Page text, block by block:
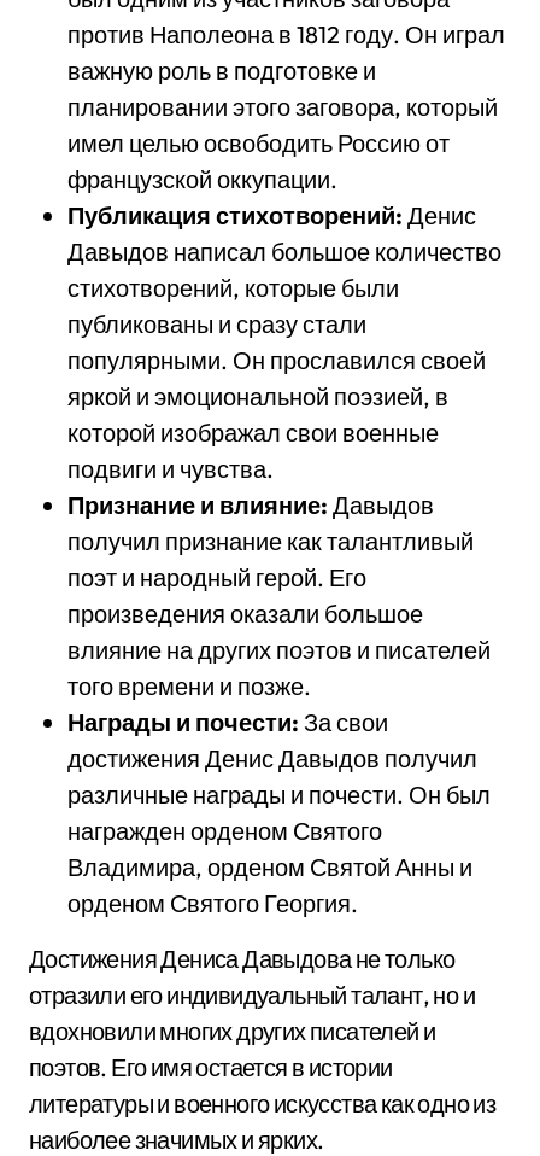
против Наполеона в 1812 году. Он играл
важную роль в подготовке и
планировании этого заговора, который
имел целью освободить Россию от
французской оккупации.
Публикация стихотворений: Денис
Давыдов написал большое количество
стихотворений, которые были
публикованы и сразу стали
популярными. Он прославился своей
яркой и эмоциональной поэзией, в
которой изображал свои военные
подвиги и чувства.
Признание и влияние: Давыдов
получил признание как талантливый
поэт и народный герой. Его
произведения оказали большое
влияние на других поэтов и писателей
того времени и позже.
Награды и почести: За свои
достижения Денис Давыдов получил
различные награды и почести. Он был
награжден орденом Святого
Владимира, орденом Святой Анны и
орденом Святого Георгия.
Достижения Дениса Давыдова не только
отразили его индивидуальный талант, но и
вдохновили многих других писателей и
поэтов. Его имя остается в истории
литературы и военного искусства как одно из
наиболее значимых и ярких.